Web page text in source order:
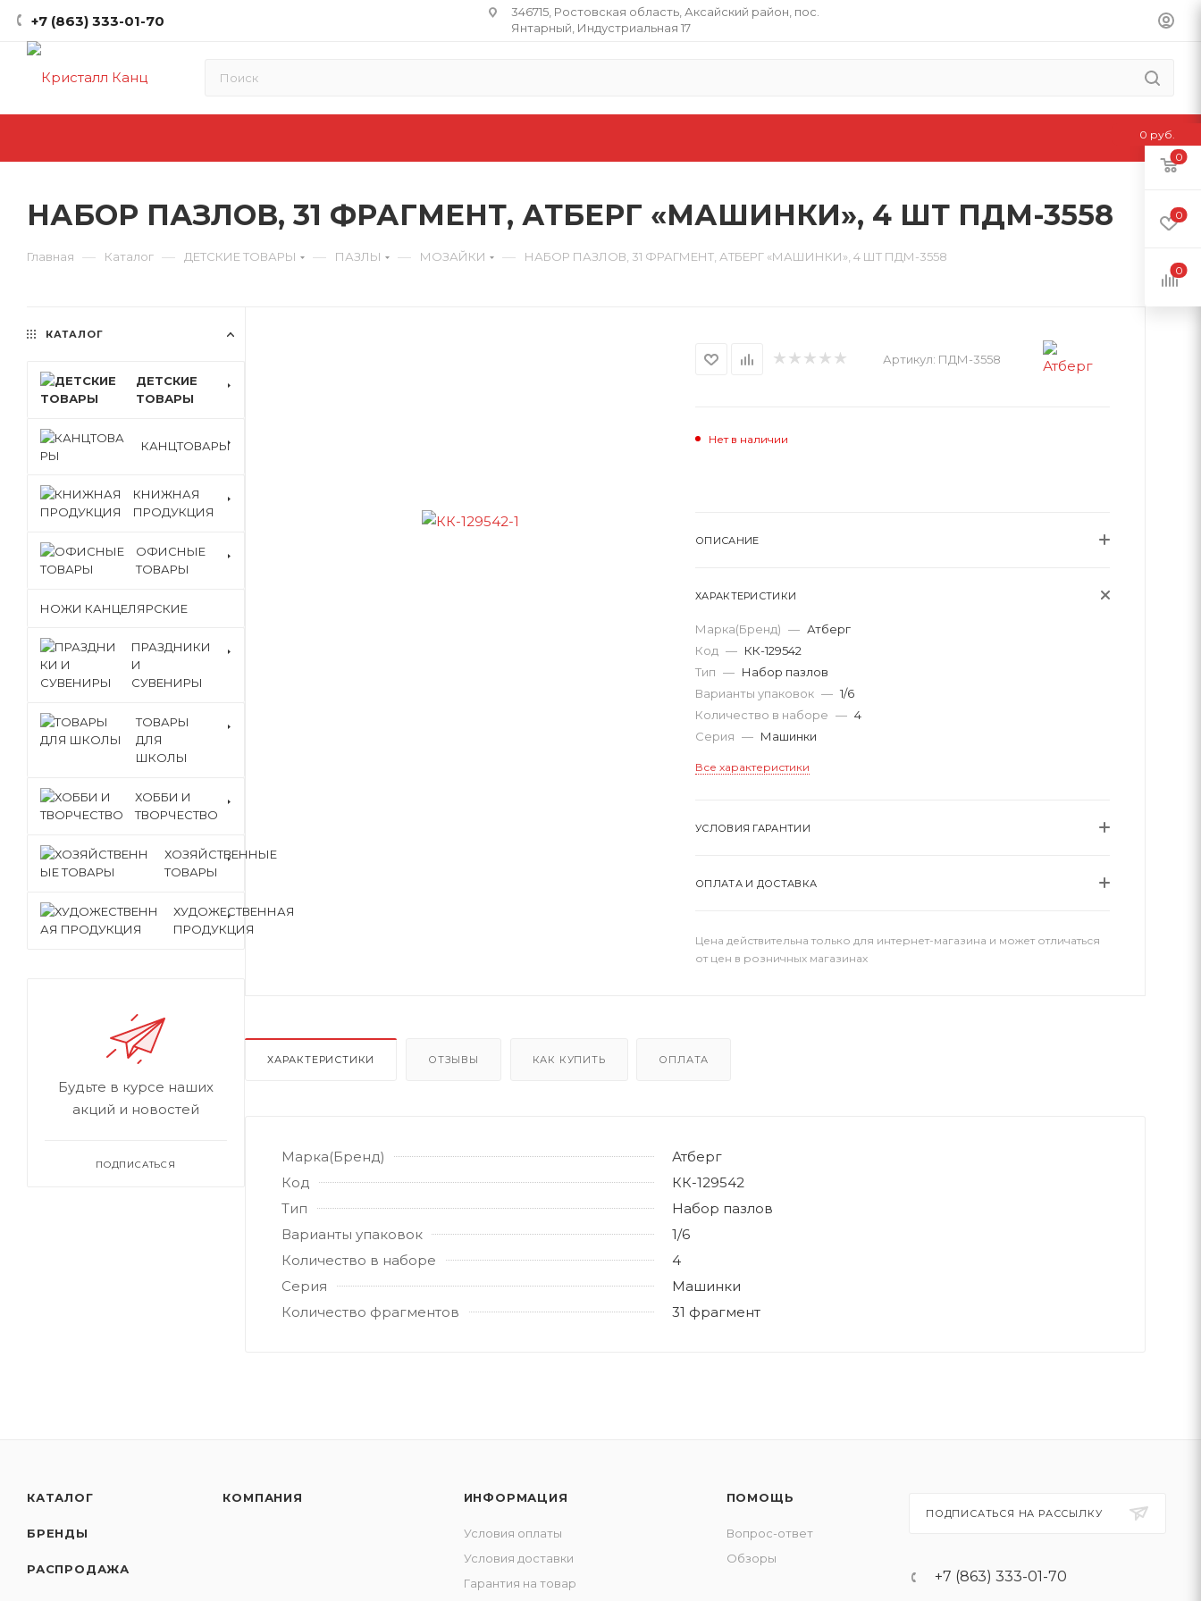
+7 (863) 333-01-70
346715, Ростовская область​, Аксайский район, пос.
Янтарный, Индустриальная 17
НАБОР ПАЗЛОВ, 31 ФРАГМЕНТ, АТБЕРГ «МАШИНКИ», 4 ШТ ПДМ-3558
Главная — Каталог — ДЕТСКИЕ ТОВАРЫ — ПАЗЛЫ — МОЗАЙКИ — НАБОР ПАЗЛОВ, 31 ФРАГМЕНТ, АТБЕРГ «МАШИНКИ», 4 ШТ ПДМ-3558
Артикул: ПДМ-3558
Нет в наличии
ОПИСАНИЕ
ХАРАКТЕРИСТИКИ
Марка(Бренд) — Атберг
Код — КК-129542
Тип — Набор пазлов
Варианты упаковок — 1/6
Количество в наборе — 4
Серия — Машинки
Все характеристики
УСЛОВИЯ ГАРАНТИИ
ОПЛАТА И ДОСТАВКА
Цена действительна только для интернет-магазина и может отличаться
от цен в розничных магазинах
ХАРАКТЕРИСТИКИ ОТЗЫВЫ КАК КУПИТЬ ОПЛАТА
Марка(Бренд)
Атберг
Код
КК-129542
Тип
Набор пазлов
Варианты упаковок
1/6
Количество в наборе
4
Серия
Машинки
Количество фрагментов
31 фрагмент
КАТАЛОГ
ДЕТСКИЕ
ТОВАРЫ
КАНЦТОВАРЫ
КНИЖНАЯ
ПРОДУКЦИЯ
ОФИСНЫЕ
ТОВАРЫ
НОЖИ КАНЦЕЛЯРСКИЕ
ПРАЗДНИКИ
И
СУВЕНИРЫ
ТОВАРЫ
ДЛЯ
ШКОЛЫ
ХОББИ И
ТВОРЧЕСТВО
ХОЗЯЙСТВЕННЫЕ
ТОВАРЫ
ХУДОЖЕСТВЕННАЯ
ПРОДУКЦИЯ
Будьте в курсе наших
акций и новостей
ПОДПИСАТЬСЯ
КАТАЛОГ
БРЕНДЫ
РАСПРОДАЖА
КОМПАНИЯ ИНФОРМАЦИЯ
Условия оплаты
Условия доставки
Гарантия на товар
ПОМОЩЬ
Вопрос-ответ
Обзоры
ПОДПИСАТЬСЯ НА РАССЫЛКУ
+7 (863) 333-01-70
0
0
0
0 руб.